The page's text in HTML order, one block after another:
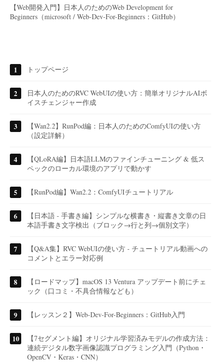
【Web開発入門】日本人のためのWeb Development for
Beginners（microsoft / Web-Dev-For-Beginners：GitHub）
トップページ
日本人のためのRVC WebUIの使い方：簡単オリジナルAIボ
イスチェンジャー作成
【Wan2.2】RunPod編：日本人のためのComfyUIの使い方
（設定詳解）
【QLoRA編】日本語LLMのファインチューニング & 低ス
ペックのローカル環境のアプリで動かす
【RunPod編】Wan2.2：ComfyUIチュートリアル
【日本語 - 手書き編】シンプルな横書き・縦書き文章の日
本語手書き文字検出（ブロック→行と列→個別文字）
【Q&A集】RVC WebUIの使い方 - チュートリアル動画への
コメントとエラー対応例
【ロードマップ】macOS 13 Ventura アップデート前にチェ
ック（口コミ・不具合情報なども）
【レッスン２】Web-Dev-For-Beginners：GitHub入門
【7セグメント編】オリジナル学習済みモデルの作成方法：
連続デジタル数字画像認識プログラミング入門（Python・
OpenCV・Keras・CNN）